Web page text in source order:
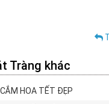
Tràng khác
HOA TẾT ĐẸP